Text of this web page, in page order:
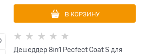
В КОРЗИНУ
Дешеддер 8in1 Pecfect Coat S для